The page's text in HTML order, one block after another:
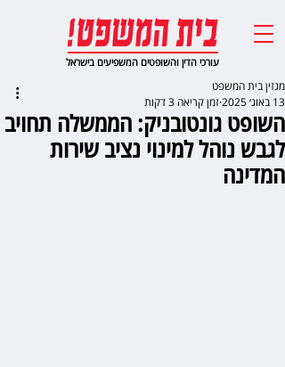
עורכי הדין והשופטים המשפיעים בישראל
השופט גונטובניק: הממשלה תחויב
לגבש נוהל למינוי נציב שירות
המדינה
מגזין בית המשפט
13 באוג׳ 2025
זמן קריאה 3 דקות